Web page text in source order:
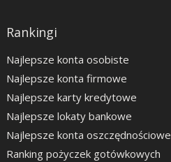
Rankingi
Najlepsze konta osobiste
Najlepsze konta firmowe
Najlepsze karty kredytowe
Najlepsze lokaty bankowe
Najlepsze konta oszczędnościowe
Ranking pożyczek gotówkowych